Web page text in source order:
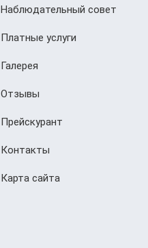
Наблюдательный совет
Платные услуги
Галерея
Отзывы
Прейскурант
Контакты
Карта сайта